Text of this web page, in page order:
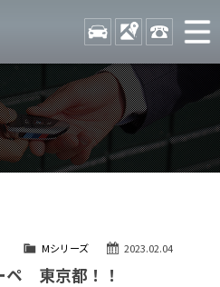
グループ BMW専門 八
STOCK ACCESS 042-
在庫リスト
店舗紹介
アクセスマップ
自動車保険2023.02.04
Mシリーズ
東京都！！